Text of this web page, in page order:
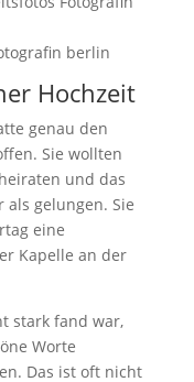
Hochzeit
genau den
Sie wollten
und das
gelungen. Sie
eine
Kapelle an der
stark fand war,
Worte
Das ist oft nicht